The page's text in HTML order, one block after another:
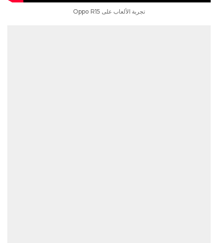
تجربة الألعاب على Oppo R15